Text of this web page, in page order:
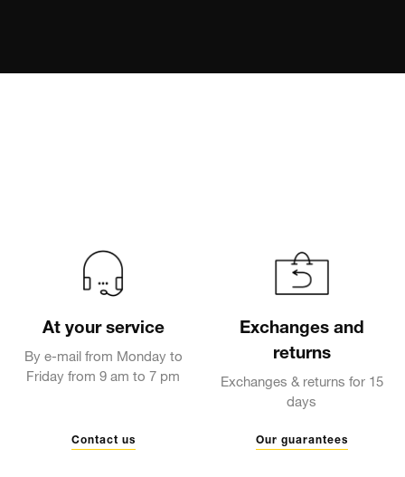
At your service
By e-mail from Monday to
Friday from 9 am to 7 pm
Contact us
Exchanges and
returns
Exchanges & returns for 15
days
Our guarantees